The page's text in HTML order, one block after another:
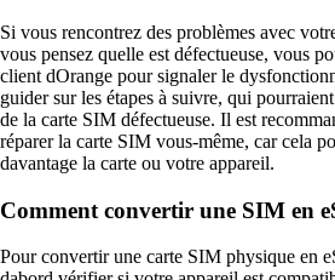
Si vous rencontrez des problèmes avec
vous pensez quelle est défectueuse, vous
client dOrange pour signaler le
guider sur les étapes à suivre, qui
de la carte SIM défectueuse. Il est
réparer la carte SIM vous-même, car cela
davantage la carte ou votre appareil.
Comment convertir une SIM en
Pour convertir une carte SIM physique en